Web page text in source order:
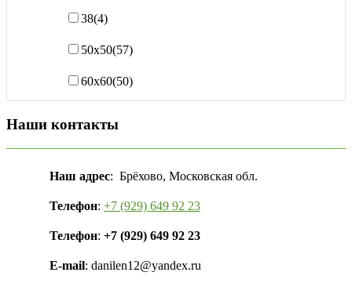
38(4)
50х50(57)
60х60(50)
Наши контакты
Наш адрес: Брёхово, Московская обл.
Телефон: +7 (929) 649 92 23
Телефон: +7 (929) 649 92 23
E-mail: danilen12@yandex.ru